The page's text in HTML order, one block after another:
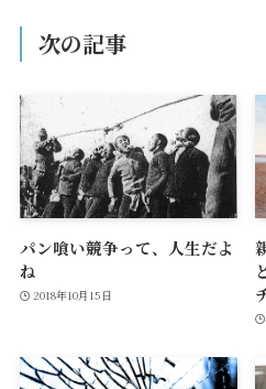
次の記事
パン喰い競争って、人生だよ
ね
2018年10月15日